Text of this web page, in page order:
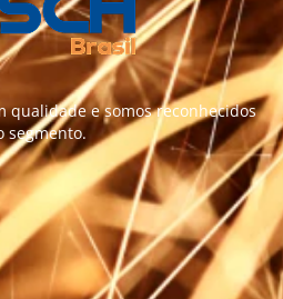
qualidade e somos reconhecidos
segmento.